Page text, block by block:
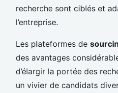
recherche sont ciblés et
l’entreprise.
Les plateformes de
des avantages
d’élargir la portée des
un vivier de candidats